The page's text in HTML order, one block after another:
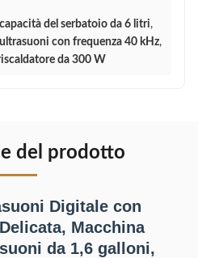
del serbatoio da 6 litri,
con frequenza 40 kHz,
da 300 W
del prodotto
Digitale con
Macchina
da 1,6 galloni,